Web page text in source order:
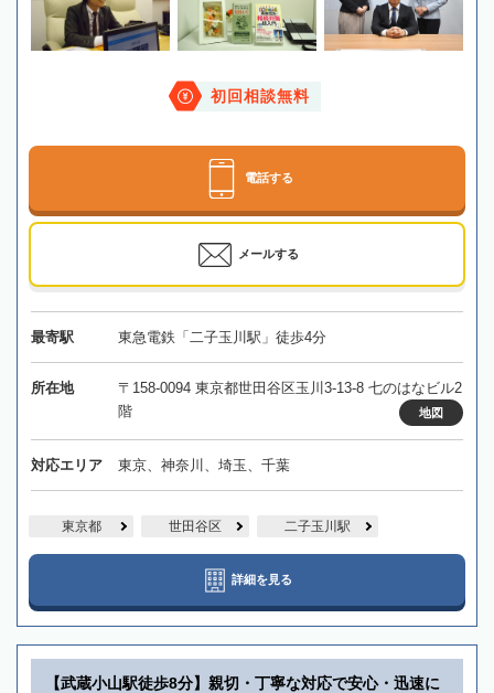
初回相談無料
電話する
メールする
最寄駅 東急電鉄「二子玉川駅」徒歩4分
所在地
〒158-0094 東京都世田谷区玉川3-13-8 七のはなビル2
階
地図
対応エリア 東京、神奈川、埼玉、千葉
東京都 世田谷区 二子玉川駅
詳細を見る
【武蔵小山駅徒歩8分】親切・丁寧な対応で安心・迅速に